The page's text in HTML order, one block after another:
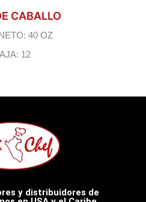
CABALLO
40 OZ
12
y distribuidores de